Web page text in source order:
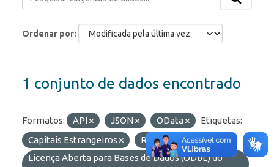
Ordenar por
1 conjunto de dados encontrado
Formatos: API JSON OData
Etiquetas:
Capitais Estrangeiros
RDE
Licenças:
Licença Aberta para Bases de Dados (ODbL) do